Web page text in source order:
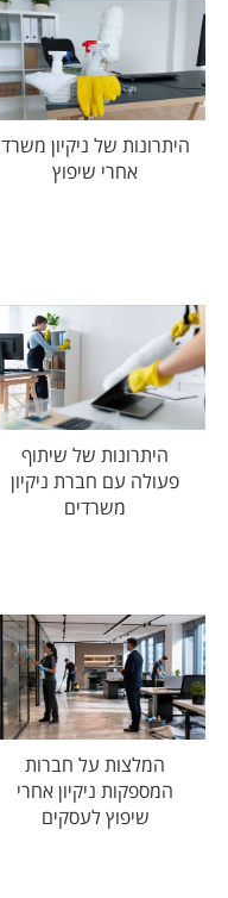
היתרונות של ניקיון משרד
אחרי שיפוץ
היתרונות של שיתוף
פעולה עם חברת ניקיון
משרדים
המלצות על חברות
המספקות ניקיון אחרי
שיפוץ לעסקים